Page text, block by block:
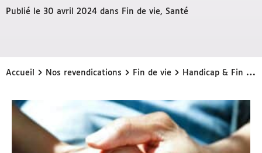
Publié le 30 avril 2024 dans Fin de vie, Santé
Accueil › Nos revendications › Fin de vie › Handicap & Fin de vie : le Collectif Handicaps réagit au projet de loi en examen à l’Assemblée Nationale